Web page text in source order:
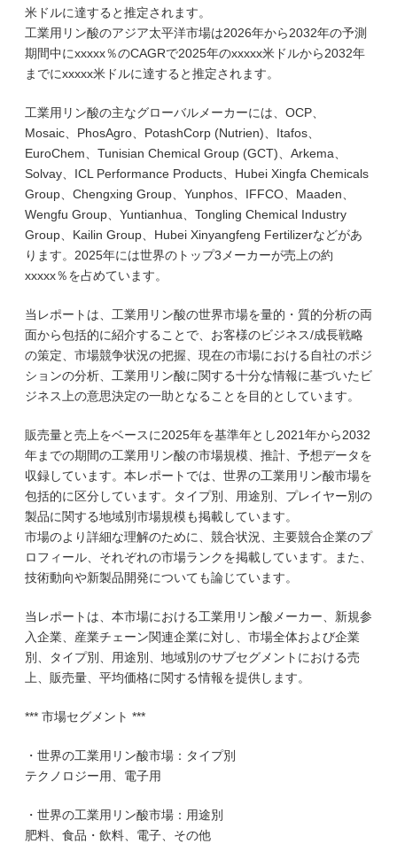
米ドルに達すると推定されます。
工業用リン酸のアジア太平洋市場は2026年から2032年の予測
期間中にxxxxx％のCAGRで2025年のxxxxx米ドルから2032年
までにxxxxx米ドルに達すると推定されます。
工業用リン酸の主なグローバルメーカーには、OCP、
Mosaic、PhosAgro、PotashCorp (Nutrien)、Itafos、
EuroChem、Tunisian Chemical Group (GCT)、Arkema、
Solvay、ICL Performance Products、Hubei Xingfa Chemicals
Group、Chengxing Group、Yunphos、IFFCO、Maaden、
Wengfu Group、Yuntianhua、Tongling Chemical Industry
Group、Kailin Group、Hubei Xinyangfeng Fertilizerなどがあ
ります。2025年には世界のトップ3メーカーが売上の約
xxxxx％を占めています。
当レポートは、工業用リン酸の世界市場を量的・質的分析の両
面から包括的に紹介することで、お客様のビジネス/成長戦略
の策定、市場競争状況の把握、現在の市場における自社のポジ
ションの分析、工業用リン酸に関する十分な情報に基づいたビ
ジネス上の意思決定の一助となることを目的としています。
販売量と売上をベースに2025年を基準年とし2021年から2032
年までの期間の工業用リン酸の市場規模、推計、予想データを
収録しています。本レポートでは、世界の工業用リン酸市場を
包括的に区分しています。タイプ別、用途別、プレイヤー別の
製品に関する地域別市場規模も掲載しています。
市場のより詳細な理解のために、競合状況、主要競合企業のプ
ロフィール、それぞれの市場ランクを掲載しています。また、
技術動向や新製品開発についても論じています。
当レポートは、本市場における工業用リン酸メーカー、新規参
入企業、産業チェーン関連企業に対し、市場全体および企業
別、タイプ別、用途別、地域別のサブセグメントにおける売
上、販売量、平均価格に関する情報を提供します。
*** 市場セグメント ***
・世界の工業用リン酸市場：タイプ別
テクノロジー用、電子用
・世界の工業用リン酸市場：用途別
肥料、食品・飲料、電子、その他